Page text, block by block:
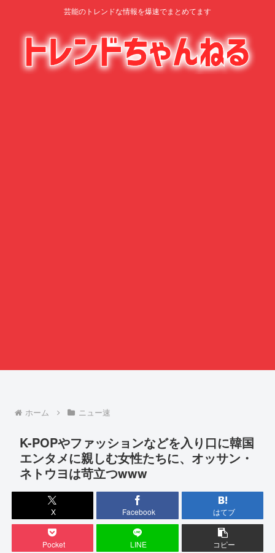
芸能のトレンドな情報を爆速でまとめてます
ホーム ニュー速
K-POPやファッションなどを入り口に韓国
エンタメに親しむ女性たちに、オッサン・
ネトウヨは苛立つwww
X Facebook はてブ
Pocket LINE コピー